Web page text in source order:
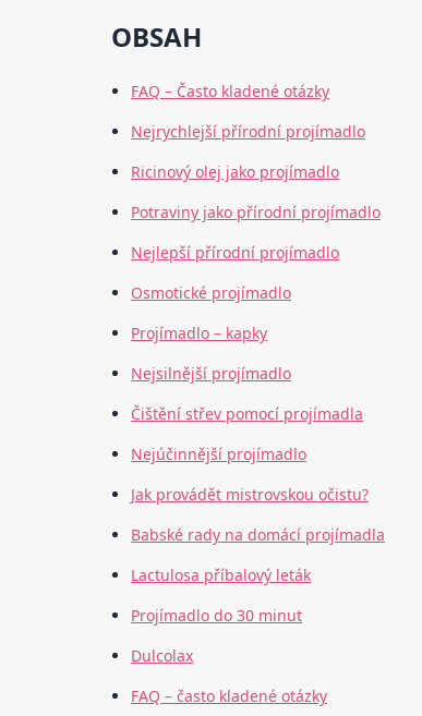
OBSAH
FAQ – Často kladené otázky
Nejrychlejší přírodní projímadlo
Ricinový olej jako projímadlo
Potraviny jako přírodní projímadlo
Nejlepší přírodní projímadlo
Osmotické projímadlo
Projímadlo – kapky
Nejsilnější projímadlo
Čištění střev pomocí projímadla
Nejúčinnější projímadlo
Jak provádět mistrovskou očistu?
Babské rady na domácí projímadla
Lactulosa příbalový leták
Projímadlo do 30 minut
Dulcolax
FAQ – často kladené otázky